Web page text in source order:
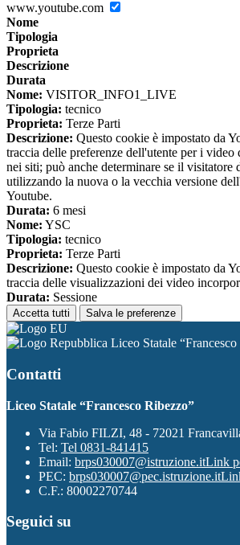
www.youtube.com
Nome
Tipologia
Proprieta
Descrizione
Durata
Nome: VISITOR_INFO1_LIVE
Tipologia: tecnico
Proprieta: Terze Parti
Descrizione: Questo cookie è impostato da
traccia delle preferenze dell'utente per i video
nei siti; può anche determinare se il visitatore
utilizzando la nuova o la vecchia versione
Youtube.
Durata: 6 mesi
Nome: YSC
Tipologia: tecnico
Proprieta: Terze Parti
Descrizione: Questo cookie è impostato da
traccia delle visualizzazioni dei video
Durata: Sessione
Accetta tutti Salva le preferenze
Liceo Statale
Contatti
Liceo Statale “Francesco Ribezzo”
Via Fabio FILZI, 48 - 72021
Tel: Tel 0831-841415
Email: brps030007@istruzione.itLink
PEC: brps030007@pec.istruzione.it
C.F.: 80002270744
Seguici su